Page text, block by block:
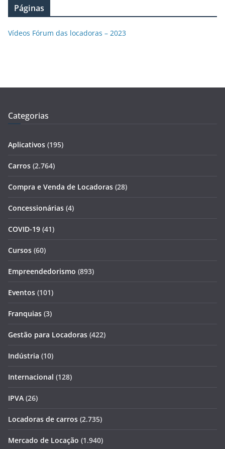
Páginas
Vídeos Fórum das locadoras – 2023
Categorias
Aplicativos (195)
Carros (2.764)
Compra e Venda de Locadoras (28)
Concessionárias (4)
COVID-19 (41)
Cursos (60)
Empreendedorismo (893)
Eventos (101)
Franquias (3)
Gestão para Locadoras (422)
Indústria (10)
Internacional (128)
IPVA (26)
Locadoras de carros (2.735)
Mercado de Locação (1.940)